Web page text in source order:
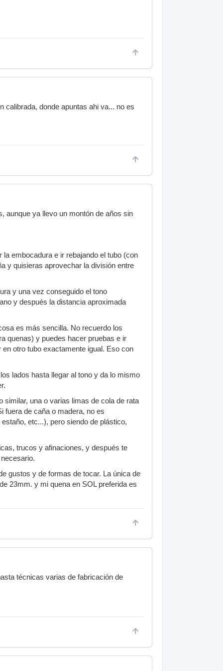
calibrada, donde apuntas ahi va... no es
aunque ya llevo un montón de años sin
embocadura e ir rebajando el tubo (con
y quisieras aprovechar la división entre
y una vez conseguido el tono
y después la distancia aproximada
es más sencilla. No recuerdo los
quenas) y puedes hacer pruebas e ir
otro tubo exactamente igual. Eso con
lados hasta llegar al tono y da lo mismo
similar, una o varias limas de cola de rata
fuera de caña o madera, no es
etc...), pero siendo de plástico,
trucos y afinaciones, y después te
gustos y de formas de tocar. La única de
23mm. y mi quena en SOL preferida es
técnicas varias de fabricación de